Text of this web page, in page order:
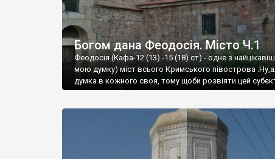
Богом дана Феодосія. Місто Ч.1
Феодосія (Кафа-12 (13) -15 (18) ст) - одне з
мою думку) міст всього Кримського півострова
думка в кожного своя, тому щоби розвіяти цей
запрошую відвідати це